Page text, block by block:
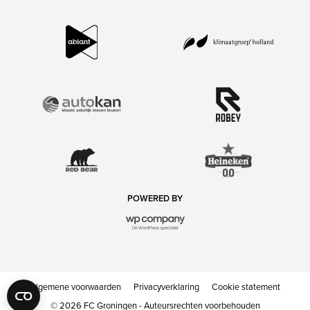
POWERED BY
© 2026 FC Groningen - Auteursrechten voorbehouden
Algemene voorwaarden Privacyverklaring Cookie statement